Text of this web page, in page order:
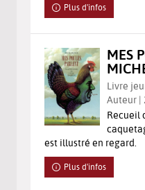
Plus d'infos
MES
Livre
Auteur |
Recueil
est illustré en regard.
Plus d'infos